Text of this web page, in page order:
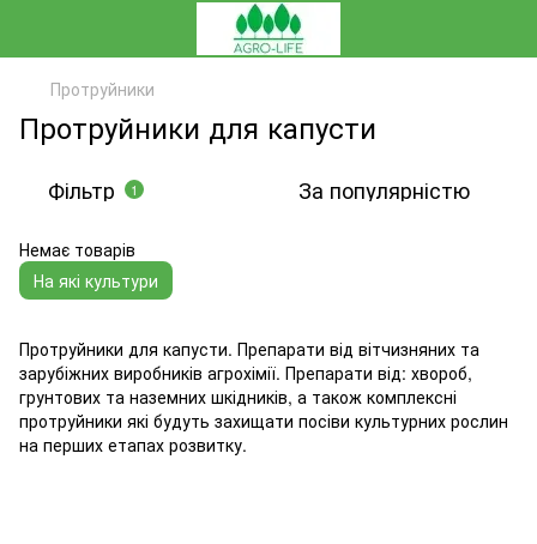
Протруйники
Протруйники для капусти
Фільтр 1 За популярністю
Немає товарів
Протруйники для капусти. Препарати від вітчизняних та
зарубіжних виробників агрохімії. Препарати від: хвороб,
грунтових та наземних шкідників, а також комплексні
протруйники які будуть захищати посіви культурних рослин
на перших етапах розвитку.
На які культури